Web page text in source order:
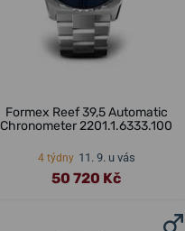
Formex Reef 39,5 Automatic
Chronometer 2201.1.6333.100
4 týdny 11. 9. u vás
50 720 Kč